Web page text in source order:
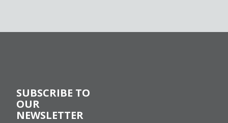
SUBSCRIBE TO
OUR
NEWSLETTER